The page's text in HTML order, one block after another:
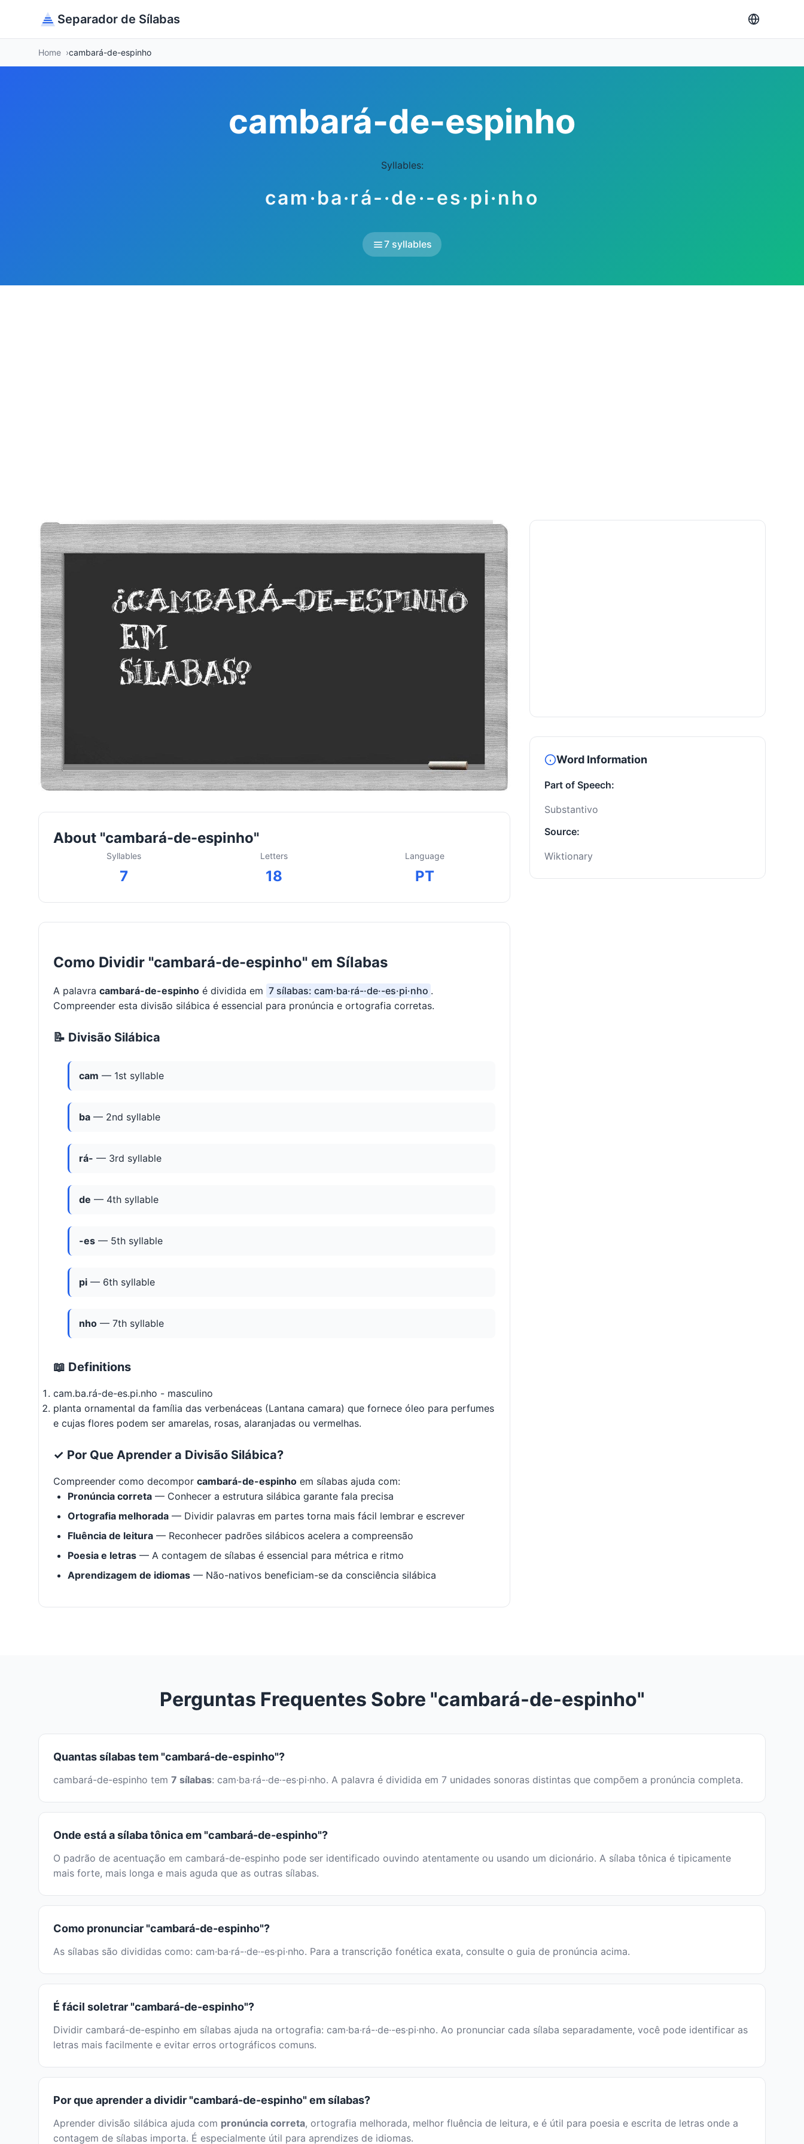
Separador de Sílabas
Home cambará-de-espinho
cambará-de-espinho
Syllables:
cam·ba·rá-·de·-es·pi·nho
7 syllables
About "cambará-de-espinho"
Syllables
7
Letters
18
Language
PT
Como Dividir "cambará-de-espinho" em Sílabas
A palavra cambará-de-espinho é dividida em 7 sílabas: cam·ba·rá-·de·-es·pi·nho .
Compreender esta divisão silábica é essencial para pronúncia e ortografia corretas.
📝 Divisão Silábica
cam — 1st syllable
ba — 2nd syllable
rá- — 3rd syllable
de — 4th syllable
-es — 5th syllable
pi — 6th syllable
nho — 7th syllable
📖 Definitions
cam.ba.rá-de-es.pi.nho - masculino
planta ornamental da família das verbenáceas (Lantana camara) que fornece óleo para perfumes
e cujas flores podem ser amarelas, rosas, alaranjadas ou vermelhas.
✓ Por Que Aprender a Divisão Silábica?
Compreender como decompor cambará-de-espinho em sílabas ajuda com:
Pronúncia correta — Conhecer a estrutura silábica garante fala precisa
Ortografia melhorada — Dividir palavras em partes torna mais fácil lembrar e escrever
Fluência de leitura — Reconhecer padrões silábicos acelera a compreensão
Poesia e letras — A contagem de sílabas é essencial para métrica e ritmo
Aprendizagem de idiomas — Não-nativos beneficiam-se da consciência silábica
Word Information
Part of Speech:
Substantivo
Source:
Wiktionary
Perguntas Frequentes Sobre "cambará-de-espinho"
Quantas sílabas tem "cambará-de-espinho"?
cambará-de-espinho tem 7 sílabas: cam·ba·rá-·de·-es·pi·nho. A palavra é dividida em 7 unidades sonoras distintas que compõem a pronúncia completa.
Onde está a sílaba tônica em "cambará-de-espinho"?
O padrão de acentuação em cambará-de-espinho pode ser identificado ouvindo atentamente ou usando um dicionário. A sílaba tônica é tipicamente
mais forte, mais longa e mais aguda que as outras sílabas.
Como pronunciar "cambará-de-espinho"?
As sílabas são divididas como: cam·ba·rá-·de·-es·pi·nho. Para a transcrição fonética exata, consulte o guia de pronúncia acima.
É fácil soletrar "cambará-de-espinho"?
Dividir cambará-de-espinho em sílabas ajuda na ortografia: cam·ba·rá-·de·-es·pi·nho. Ao pronunciar cada sílaba separadamente, você pode identificar as
letras mais facilmente e evitar erros ortográficos comuns.
Por que aprender a dividir "cambará-de-espinho" em sílabas?
Aprender divisão silábica ajuda com pronúncia correta, ortografia melhorada, melhor fluência de leitura, e é útil para poesia e escrita de letras onde a
contagem de sílabas importa. É especialmente útil para aprendizes de idiomas.